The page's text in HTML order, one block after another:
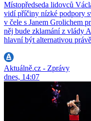
Místopředseda lidovců
vidí příčiny nízké podpory
v čele s Janem Grolichem
něj bude zklamání z vlády
hlavní být alternativou
Aktuálně.cz - Zprávy
dnes, 14:07